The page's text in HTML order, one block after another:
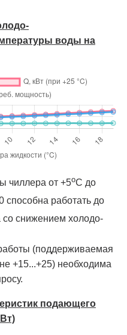
воды на
чиллера от +5оC до
работать до
со снижением холодо­
(поддерживаемая
+15...+25) необходима
подающего